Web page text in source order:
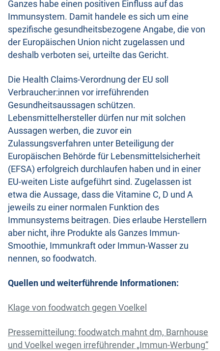
Ganzes habe einen positiven Einfluss auf das
Immunsystem. Damit handele es sich um eine
spezifische gesundheitsbezogene Angabe, die von
der Europäischen Union nicht zugelassen und
deshalb verboten sei, urteilte das Gericht.
Die Health Claims-Verordnung der EU soll
Verbraucher:innen vor irreführenden
Gesundheitsaussagen schützen.
Lebensmittelhersteller dürfen nur mit solchen
Aussagen werben, die zuvor ein
Zulassungsverfahren unter Beteiligung der
Europäischen Behörde für Lebensmittelsicherheit
(EFSA) erfolgreich durchlaufen haben und in einer
EU-weiten Liste aufgeführt sind. Zugelassen ist
etwa die Aussage, dass die Vitamine C, D und A
jeweils zu einer normalen Funktion des
Immunsystems beitragen. Dies erlaube Herstellern
aber nicht, ihre Produkte als Ganzes Immun-
Smoothie, Immunkraft oder Immun-Wasser zu
nennen, so foodwatch.
Quellen und weiterführende Informationen:
Klage von foodwatch gegen Voelkel
Pressemitteilung: foodwatch mahnt dm, Barnhouse
und Voelkel wegen irreführender „Immun-Werbung“